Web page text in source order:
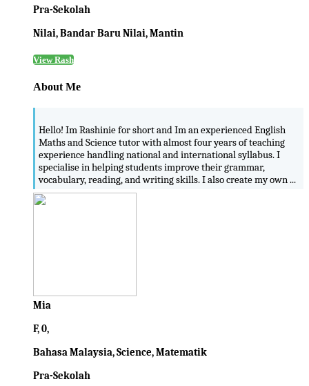
Pra-Sekolah
Nilai, Bandar Baru Nilai, Mantin
View Rash
About Me
Hello! Im Rashinie for short and Im an experienced English
Maths and Science tutor with almost four years of teaching
experience handling national and international syllabus. I
specialise in helping students improve their grammar,
vocabulary, reading, and writing skills. I also create my own ...
Mia
F, 0,
Bahasa Malaysia, Science, Matematik
Pra-Sekolah